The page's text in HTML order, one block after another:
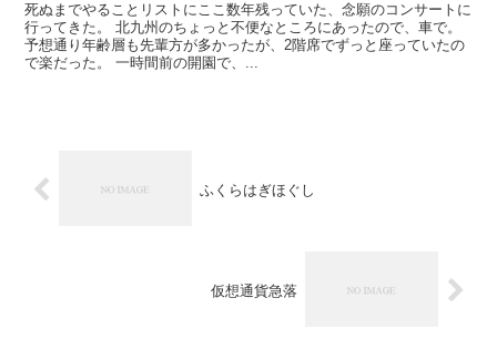
死ぬまでやることリストにここ数年残っていた、念願のコンサートに
行ってきた。 北九州のちょっと不便なところにあったので、車で。
予想通り年齢層も先輩方が多かったが、2階席でずっと座っていたの
で楽だった。 一時間前の開園で、...
ふくらはぎほぐし
仮想通貨急落